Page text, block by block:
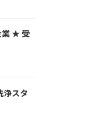
業 ★ 受
浄スタ